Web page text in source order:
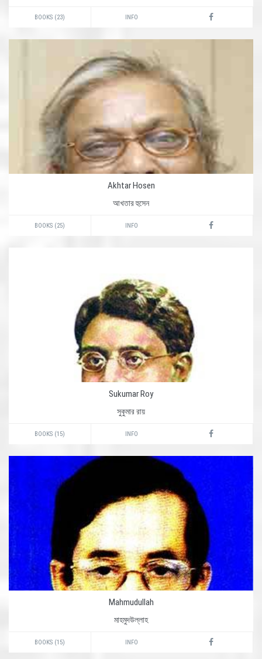
BOOKS (23) INFO
Akhtar Hosen
আখতার হুসেন
BOOKS (25) INFO
Sukumar Roy
সুকুমার রায়
BOOKS (15) INFO
Mahmudullah
মাহমুদউল্লাহ
BOOKS (15) INFO